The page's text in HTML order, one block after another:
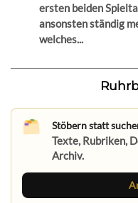
ersten beiden
ansonsten ständig
welches...
Stöbern statt
Texte, Rubriken,
Archiv.